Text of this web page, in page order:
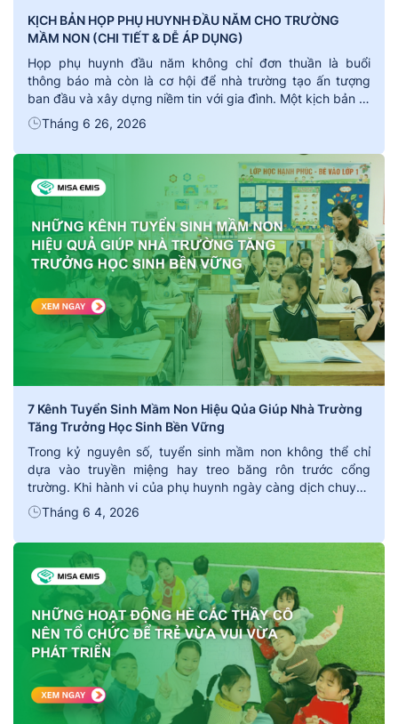
KỊCH BẢN HỌP PHỤ HUYNH ĐẦU NĂM CHO TRƯỜNG
MẦM NON (CHI TIẾT & DỄ ÁP DỤNG)
Họp phụ huynh đầu năm không chỉ đơn thuần là buổi
thông báo mà còn là cơ hội để nhà trường tạo ấn tượng
ban đầu và xây dựng niềm tin với gia đình. Một kịch bản rõ
ràng, có trình tự hợp lý sẽ giúp buổi họp diễn ra nhẹ
nhàng, hiệu quả và […]
Tháng 6 26, 2026
7 Kênh Tuyển Sinh Mầm Non Hiệu Qủa Giúp Nhà Trường
Tăng Trưởng Học Sinh Bền Vững
Trong kỷ nguyên số, tuyển sinh mầm non không thể chỉ
dựa vào truyền miệng hay treo băng rôn trước cổng
trường. Khi hành vi của phụ huynh ngày càng dịch chuyển
lên môi trường online, việc xây dựng sự hiện diện đa kênh
trở thành yếu tố quyết định đến hiệu quả tuyển sinh. […]
Tháng 6 4, 2026